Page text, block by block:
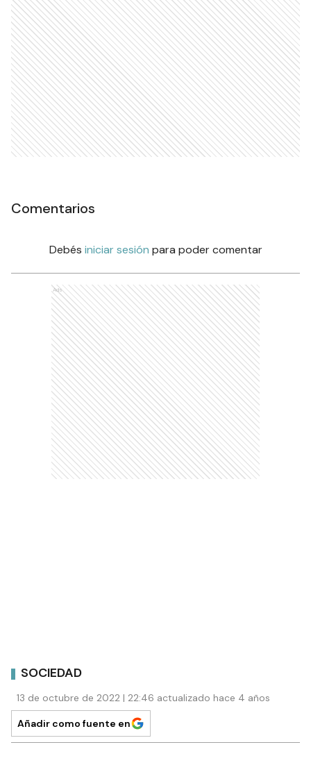
Comentarios
Debés iniciar sesión para poder comentar
Ads
SOCIEDAD
13 de octubre de 2022 | 22:46 actualizado hace 4 años
Añadir como fuente en